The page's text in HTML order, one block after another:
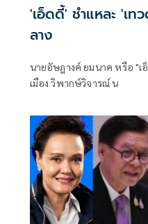
'เอ็ดดี้' ชำแหละ 'เท
ลาง
นายอัษฎางค์ ยมนาค หรือ "เ
เมือง วิพากษ์วิจารณ์ น